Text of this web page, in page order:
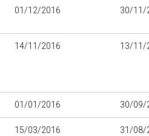
01/12/2016 30/11/
14/11/2016 13/11/
01/01/2016 30/09/
15/03/2016 31/08/